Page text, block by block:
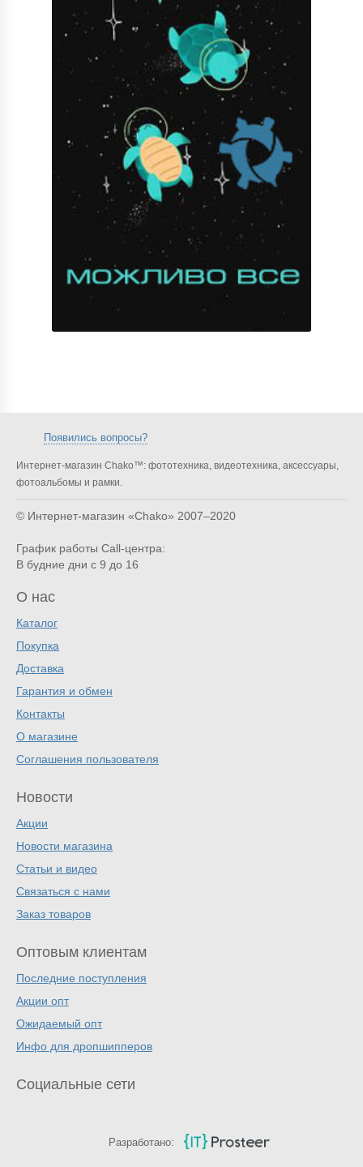
Появились вопросы?
Интернет-магазин Chako™: фототехника, видеотехника, аксессуары,
фотоальбомы и рамки.
© Интернет-магазин «Chako» 2007–2020
График работы Call-центра:
В будние дни с 9 до 16
О нас
Каталог
Покупка
Доставка
Гарантия и обмен
Контакты
О магазине
Соглашения пользователя
Новости
Акции
Новости магазина
Статьи и видео
Связаться с нами
Заказ товаров
Оптовым клиентам
Последние поступления
Акции опт
Ожидаемый опт
Инфо для дропшипперов
Социальные сети
Разработано: